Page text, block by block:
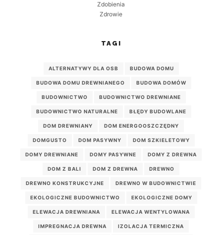
Zdobienia
Zdrowie
TAGI
ALTERNATYWY DLA OSB BUDOWA DOMU
BUDOWA DOMU DREWNIANEGO BUDOWA DOMÓW
BUDOWNICTWO BUDOWNICTWO DREWNIANE
BUDOWNICTWO NATURALNE BŁĘDY BUDOWLANE
DOM DREWNIANY DOM ENERGOOSZCZĘDNY
DOMGUSTO DOM PASYWNY DOM SZKIELETOWY
DOMY DREWNIANE DOMY PASYWNE DOMY Z DREWNA
DOM Z BALI DOM Z DREWNA DREWNO
DREWNO KONSTRUKCYJNE DREWNO W BUDOWNICTWIE
EKOLOGICZNE BUDOWNICTWO EKOLOGICZNE DOMY
ELEWACJA DREWNIANA ELEWACJA WENTYLOWANA
IMPREGNACJA DREWNA IZOLACJA TERMICZNA